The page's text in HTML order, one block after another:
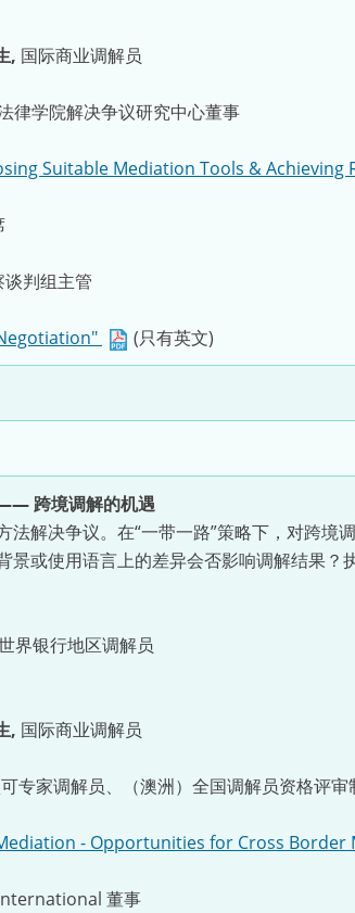
, 国际商业调解员
律学院解决争议研究中心董事
Suitable Mediation Tools & Achieving
判组主管
(只有英文)
跨境调解的机遇
法解决争议。在“一带一路”策略下，对跨
景或使用语言上的差异会否影响调解结果？
界银行地区调解员
, 国际商业调解员
专家调解员、（澳洲）全国调解员资格评
- Opportunities for Cross Border
董事